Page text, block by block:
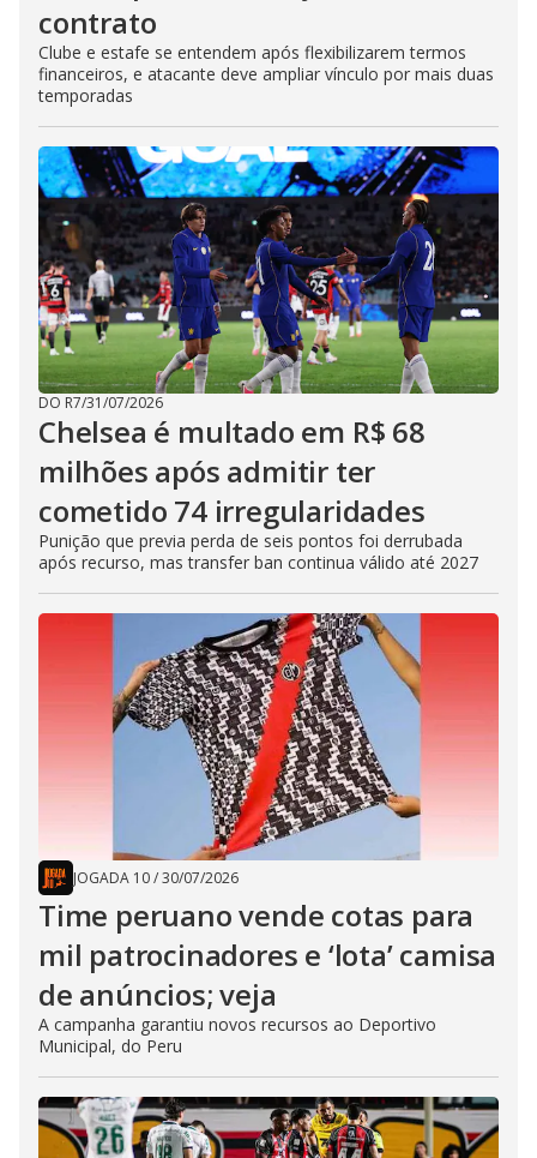
contrato
Clube e estafe se entendem após flexibilizarem termos
financeiros, e atacante deve ampliar vínculo por mais duas
temporadas
DO R7/31/07/2026
Chelsea é multado em R$ 68
milhões após admitir ter
cometido 74 irregularidades
Punição que previa perda de seis pontos foi derrubada
após recurso, mas transfer ban continua válido até 2027
JOGADA 10/30/07/2026
Time peruano vende cotas para
mil patrocinadores e ‘lota’ camisa
de anúncios; veja
A campanha garantiu novos recursos ao Deportivo
Municipal, do Peru